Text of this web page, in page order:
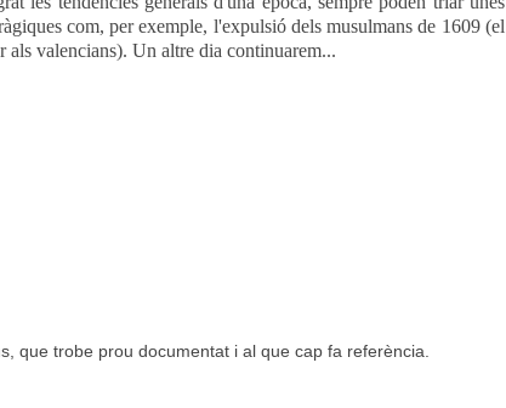
com, per exemple, l'expulsió dels musulmans de 1609 (el
als valencians). Un altre dia continuarem...
que trobe prou documentat i al que cap fa referència.